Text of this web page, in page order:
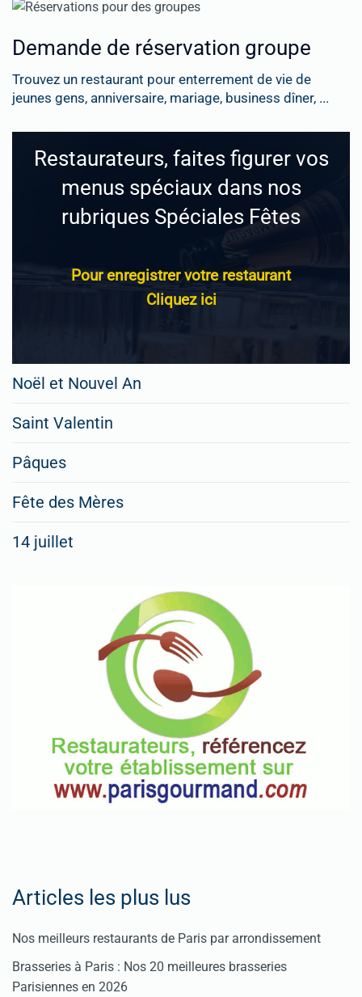
Demande de réservation groupe
Trouvez un restaurant pour enterrement de vie de
jeunes gens, anniversaire, mariage, business dîner, ...
Restaurateurs, faites figurer vos
menus spéciaux dans nos
rubriques Spéciales Fêtes
Pour enregistrer votre restaurant
Cliquez ici
Noël et Nouvel An
Saint Valentin
Pâques
Fête des Mères
14 juillet
Articles les plus lus
Nos meilleurs restaurants de Paris par arrondissement
Brasseries à Paris : Nos 20 meilleures brasseries
Parisiennes en 2026